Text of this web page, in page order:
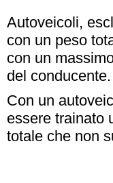
Autoveicoli,
con un peso
con un
del conducente.
Con un
essere trainato
totale che non